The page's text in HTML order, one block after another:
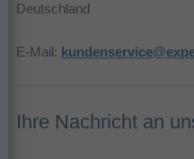
Deutschland
E-Mail:
Ihre Nachricht an